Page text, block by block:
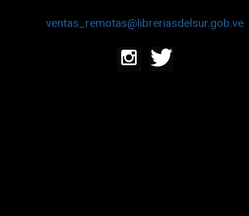
ventas_remotas@libreriasdelsur.gob.ve